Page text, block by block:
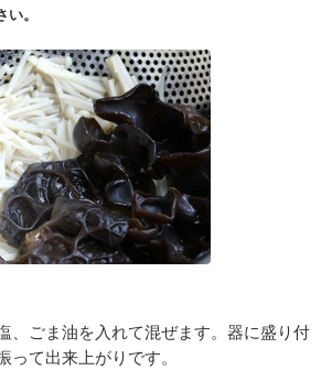
。
、ごま油を入れて混ぜます。器に盛り付
って出来上がりです。